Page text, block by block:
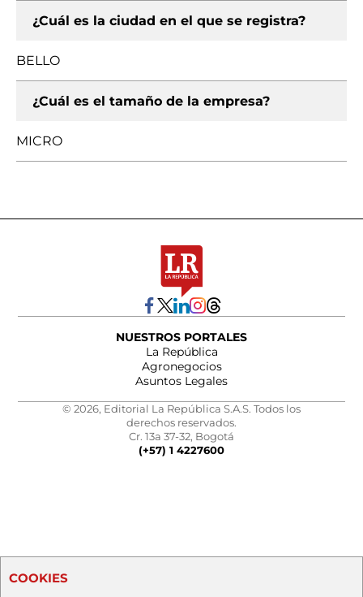
¿Cuál es la ciudad en el que se registra?
BELLO
¿Cuál es el tamaño de la empresa?
MICRO
NUESTROS PORTALES
La República
Agronegocios
Asuntos Legales
© 2026, Editorial La República S.A.S. Todos los
derechos reservados.
Cr. 13a 37-32, Bogotá
(+57) 1 4227600
COOKIES